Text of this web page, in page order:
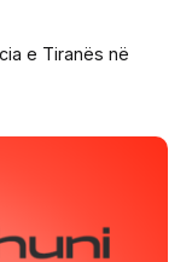
e Tiranës në